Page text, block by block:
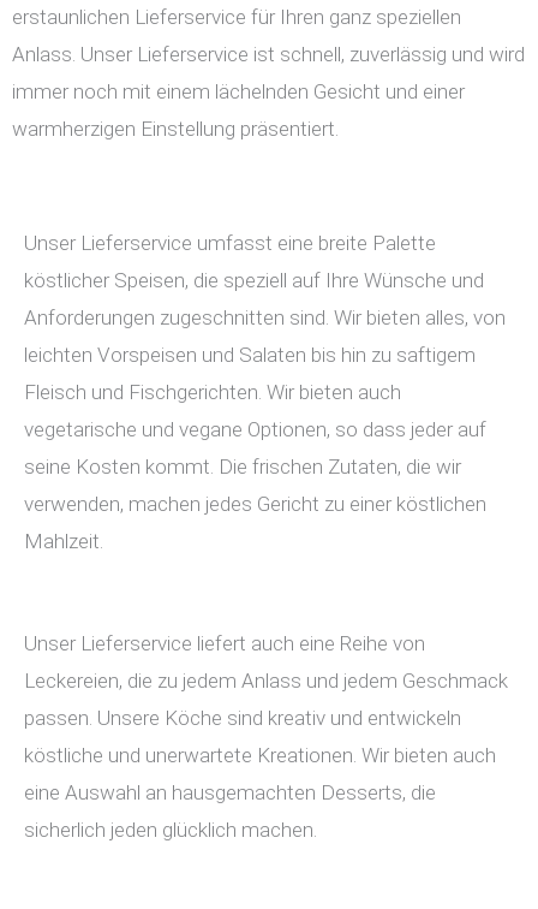
erstaunlichen Lieferservice für Ihren ganz speziellen
Anlass. Unser Lieferservice ist schnell, zuverlässig und wird
immer noch mit einem lächelnden Gesicht und einer
warmherzigen Einstellung präsentiert.
Unser Lieferservice umfasst eine breite Palette
köstlicher Speisen, die speziell auf Ihre Wünsche und
Anforderungen zugeschnitten sind. Wir bieten alles, von
leichten Vorspeisen und Salaten bis hin zu saftigem
Fleisch und Fischgerichten. Wir bieten auch
vegetarische und vegane Optionen, so dass jeder auf
seine Kosten kommt. Die frischen Zutaten, die wir
verwenden, machen jedes Gericht zu einer köstlichen
Mahlzeit.
Unser Lieferservice liefert auch eine Reihe von
Leckereien, die zu jedem Anlass und jedem Geschmack
passen. Unsere Köche sind kreativ und entwickeln
köstliche und unerwartete Kreationen. Wir bieten auch
eine Auswahl an hausgemachten Desserts, die
sicherlich jeden glücklich machen.